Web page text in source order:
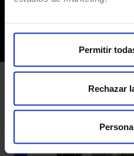
Permitir
Rechazar